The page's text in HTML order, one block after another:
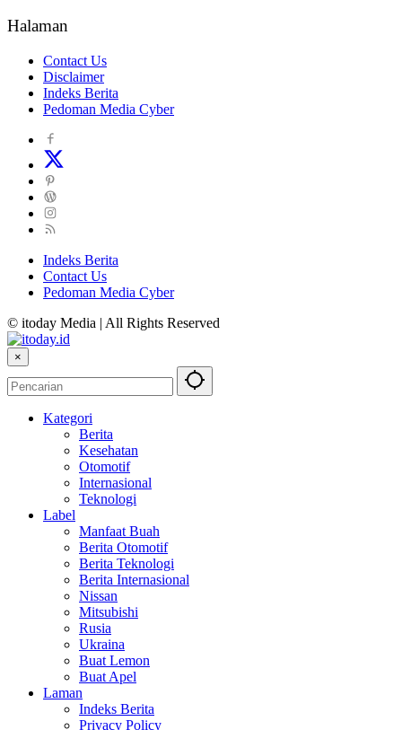
Halaman
Contact Us
Disclaimer
Indeks Berita
Pedoman Media Cyber
Indeks Berita
Contact Us
Pedoman Media Cyber
© itoday Media | All Rights Reserved
×
Kategori
Berita
Kesehatan
Otomotif
Internasional
Teknologi
Label
Manfaat Buah
Berita Otomotif
Berita Teknologi
Berita Internasional
Nissan
Mitsubishi
Rusia
Ukraina
Buat Lemon
Buat Apel
Laman
Indeks Berita
Privacy Policy